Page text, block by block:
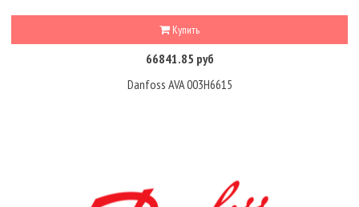
Купить
66841.85 руб
Danfoss AVA 003H6615